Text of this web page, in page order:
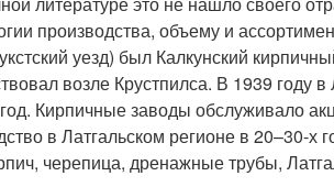
производства, объему и
уезд) был Калкунский
возле Крустпилса. В 1939 году
Кирпичные заводы обслуживало
в Латгальском регионе в 20–30-х
черепица, дренажные трубы,